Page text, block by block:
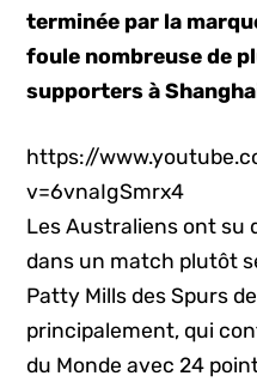
terminée par la
foule nombreuse de
supporters à
https://
v=6vnaIgSmrx4
Les Australiens ont su
dans un match plutôt
Patty Mills des Spurs
principalement, qui
du Monde avec 24